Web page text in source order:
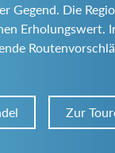
Gegend. Die
Erholungswert.
Zur